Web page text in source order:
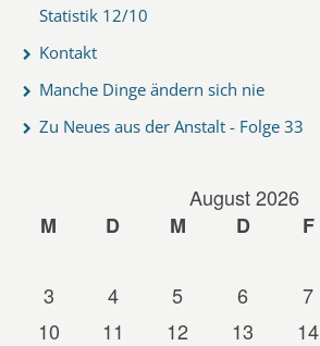
Statistik 12/10
Kontakt
Manche Dinge ändern sich nie
Zu Neues aus der Anstalt - Folge 33
August 2026
M
D M D F
3
4 5 6 7
10
11 12 13 14